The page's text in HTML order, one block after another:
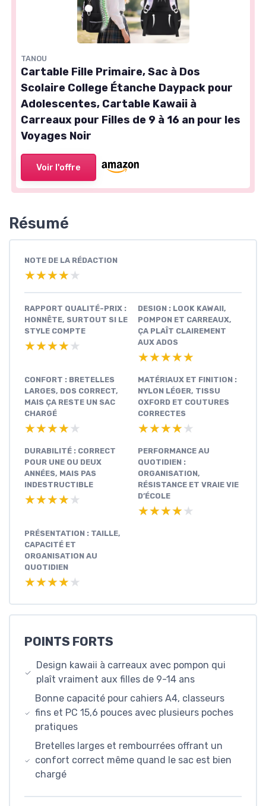
TANOU
Cartable Fille Primaire, Sac à Dos
Scolaire College Étanche Daypack pour
Adolescentes, Cartable Kawaii à
Carreaux pour Filles de 9 à 16 an pour les
Voyages Noir
Voir l'offre
Résumé
NOTE DE LA RÉDACTION
★★★★★
★★★★★
RAPPORT QUALITÉ-PRIX :
HONNÊTE, SURTOUT SI LE
STYLE COMPTE
★★★★★
★★★★★
DESIGN : LOOK KAWAII,
POMPON ET CARREAUX,
ÇA PLAÎT CLAIREMENT
AUX ADOS
★★★★★
★★★★★
CONFORT : BRETELLES
LARGES, DOS CORRECT,
MAIS ÇA RESTE UN SAC
CHARGÉ
★★★★★
★★★★★
MATÉRIAUX ET FINITION :
NYLON LÉGER, TISSU
OXFORD ET COUTURES
CORRECTES
★★★★★
★★★★★
DURABILITÉ : CORRECT
POUR UNE OU DEUX
ANNÉES, MAIS PAS
INDESTRUCTIBLE
★★★★★
★★★★★
PERFORMANCE AU
QUOTIDIEN :
ORGANISATION,
RÉSISTANCE ET VRAIE VIE
D’ÉCOLE
★★★★★
★★★★★
PRÉSENTATION : TAILLE,
CAPACITÉ ET
ORGANISATION AU
QUOTIDIEN
★★★★★
★★★★★
POINTS FORTS
Design kawaii à carreaux avec pompon qui
plaît vraiment aux filles de 9-14 ans
Bonne capacité pour cahiers A4, classeurs
fins et PC 15,6 pouces avec plusieurs poches
pratiques
Bretelles larges et rembourrées offrant un
confort correct même quand le sac est bien
chargé